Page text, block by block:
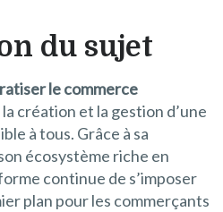
du sujet
le commerce
création et la gestion d’une
à tous. Grâce à sa
écosystème riche en
continue de s’imposer
plan pour les commerçants